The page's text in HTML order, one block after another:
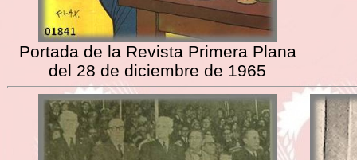
Portada de la Revista Primera Plana
del 28 de diciembre de 1965